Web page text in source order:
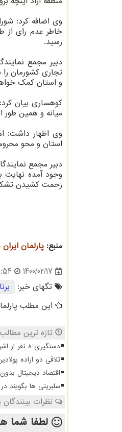
وی اضافه کرد:
خاطر عدم رای
رسید.
دبیر مجمع
تجاری کشورمان
و استان کمک
کوهساری بیان
میانه و همین طور
وی اظهار داشت:
استان و محو
دبیر مجمع
وجود آمده نهایت
زحمت کشیدن
منبع: پارلمان
1400/02/17
تگهای خبر:
این مطلب
تازه ترین
دستگیری 8 نفر از اشرار مسلح شاخص و مرتبطین گروهک های تروریستی
تلاقی دو اراده
اقتصاد دیجیتال
سلبریتی ها بگویند در این ۵ ماه کجا بودند که با
نظرات
لطفا شما